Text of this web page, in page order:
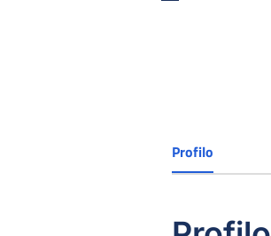
Profilo